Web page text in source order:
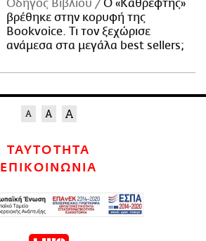
Οδηγός Βιβλίου
Ο «Καθρέφτης»
βρέθηκε στην κορυφή της
Bookvoice. Τι τον ξεχώρισε
ανάμεσα στα μεγάλα best sellers;
ΤΑΥΤΟΤΗΤΑ
ΕΠΙΚΟΙΝΩΝΙΑ